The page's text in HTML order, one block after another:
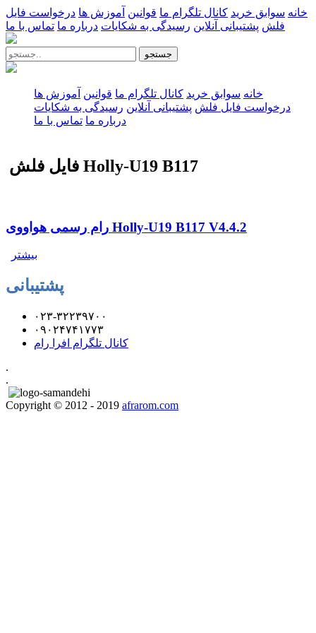
خانه سوابق خرید کانال تلگرام ما قوانین آموزش ها درخواست فایل
فلش پشتیبانی آنلاین رسیدگی به شکایات درباره ما تماس با ما
جستجو
خانه سوابق خرید کانال تلگرام ما قوانین آموزش ها
درخواست فایل فلش پشتیبانی آنلاین رسیدگی به شکایات
درباره ما تماس با ما
فایل فلش Holly-U19 B117
رام رسمی هواووی Holly-U19 B117 V4.4.2
بیشتر
پشتیبانی
۰۲۳-۳۲۲۳۹۷۰۰
۰۹۰۲۴۷۴۱۷۷۳
کانال تلگرام افرا رام
.
.
Copyright © 2012 - 2019 afrarom.com